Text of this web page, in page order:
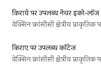
किराये पर उपलब्ध नेचर इको-लॉज
वेक्सिन फ्रांसीसी क्षेत्रीय प्राकृतिक
किराए पर उपलब्ध कॉटेज
वेक्सिन फ्रांसीसी क्षेत्रीय प्राकृतिक